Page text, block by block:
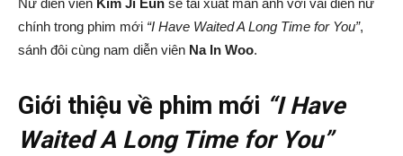
Nữ diễn viên Kim Ji Eun sẽ tái xuất màn ảnh với vai diễn nữ
chính trong phim mới “I Have Waited A Long Time for You”,
sánh đôi cùng nam diễn viên Na In Woo.
Giới thiệu về phim mới “I Have
Waited A Long Time for You”